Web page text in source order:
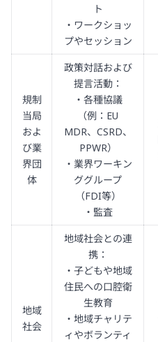
ト
・ワークショッ
プやセッション
規制
当局
およ
び業
界団
体
政策対話および
提言活動：
・各種協議
（例：EU
MDR、CSRD、
PPWR）
・業界ワーキン
ググループ
（FDI等）
・監査
地域
社会
地域社会との連
携：
・子どもや地域
住民への口腔衛
生教育
・地域チャリテ
ィやボランティ